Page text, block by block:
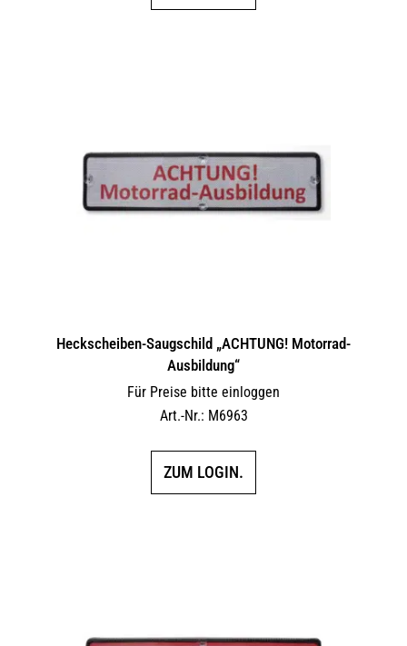
Heckscheiben-Saugschild „ACHTUNG! Motorrad-
Ausbildung“
Für Preise bitte einloggen
Art.-Nr.: M6963
ZUM LOGIN.